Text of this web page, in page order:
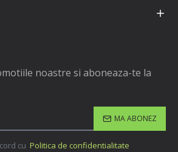
noastre si aboneaza-te la
MA ABONEZ
cu Politica de confidentialitate